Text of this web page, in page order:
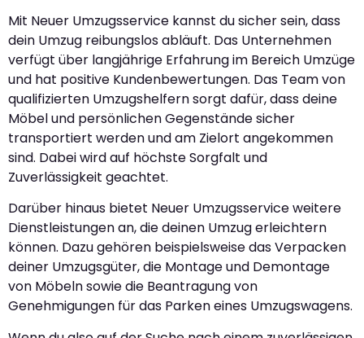
Mit Neuer Umzugsservice kannst du sicher sein, dass
dein Umzug reibungslos abläuft. Das Unternehmen
verfügt über langjährige Erfahrung im Bereich Umzüge
und hat positive Kundenbewertungen. Das Team von
qualifizierten Umzugshelfern sorgt dafür, dass deine
Möbel und persönlichen Gegenstände sicher
transportiert werden und am Zielort angekommen
sind. Dabei wird auf höchste Sorgfalt und
Zuverlässigkeit geachtet.
Darüber hinaus bietet Neuer Umzugsservice weitere
Dienstleistungen an, die deinen Umzug erleichtern
können. Dazu gehören beispielsweise das Verpacken
deiner Umzugsgüter, die Montage und Demontage
von Möbeln sowie die Beantragung von
Genehmigungen für das Parken eines Umzugswagens.